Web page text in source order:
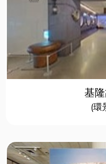
基
(環